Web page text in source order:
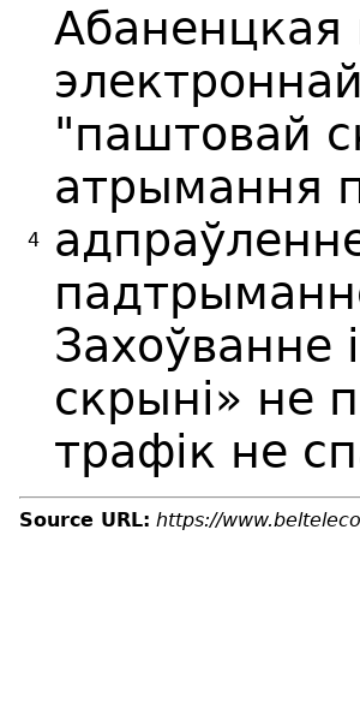
4
Абаненцкая
"паштовай
атрымання
Захоўванне
скрыні» не
трафік не
Source URL: https://